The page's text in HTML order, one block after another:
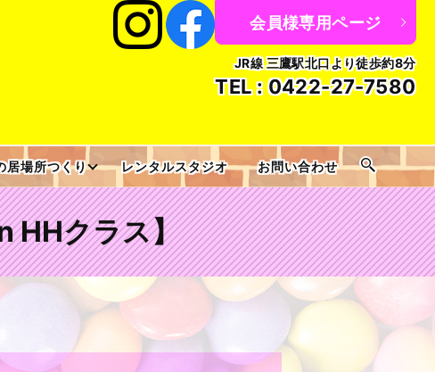
居場所つくり レンタルスタジオ お問い合わせ
会員様専用ページ
JR線 三鷹駅北口より徒歩約8分
TEL :0422-27-7580
HHクラス】